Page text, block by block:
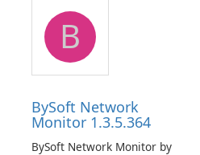
application that allows users
to easily browse and manage
shared folders on their
network.
B
BySoft Network
Monitor 1.3.5.364
BySoft Network Monitor by